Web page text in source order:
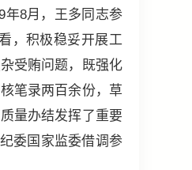
8月，王多同志参
，积极稳妥开展工
受贿问题，既强化
笔录两百余份，草
量办结发挥了重要
委国家监委借调参